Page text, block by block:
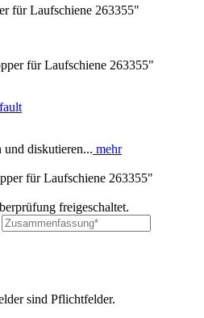
für Laufschiene 263355"
für Laufschiene 263355"
und diskutieren... mehr
für Laufschiene 263355"
freigeschaltet.
sind Pflichtfelder.